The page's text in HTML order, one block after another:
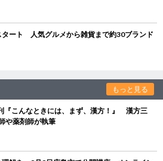
タート 人気グルメから雑貨まで約30ブランド
もっと見る
『こんなときには、まず、漢方！』 漢方三
や薬剤師が執筆